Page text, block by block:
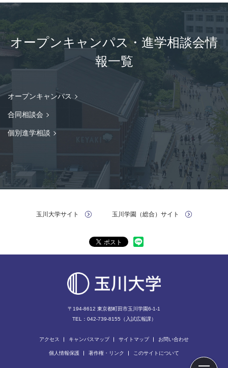
オープンキャンパス・進学相談会情
報一覧
オープンキャンパス
合同相談会
個別進学相談
玉川大学サイト 玉川学園（総合）サイト
〒194-8612 東京都町⽥市⽟川学園6-1-1
TEL：042-739-8155（入試広報課）
アクセス キャンパスマップ サイトマップ お問い合わせ
個人情報保護 著作権・リンク このサイトについて
ページの先